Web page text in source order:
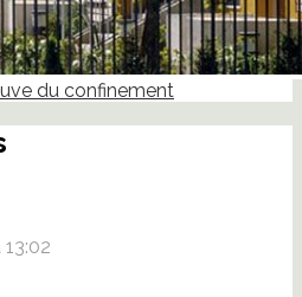
du confinement